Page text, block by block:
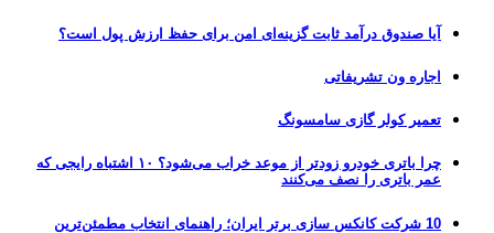
آیا صندوق درآمد ثابت گزینه‌ای امن برای حفظ ارزش پول است؟
اجاره ون تشریفاتی
تعمیر کولر گازی سامسونگ
چرا باتری خودرو زودتر از موعد خراب می‌شود؟ ۱۰ اشتباه رایجی که
عمر باتری را نصف می‌کنند
10 شرکت کانکس سازی برتر ایران؛ راهنمای انتخاب مطمئن‌ترین